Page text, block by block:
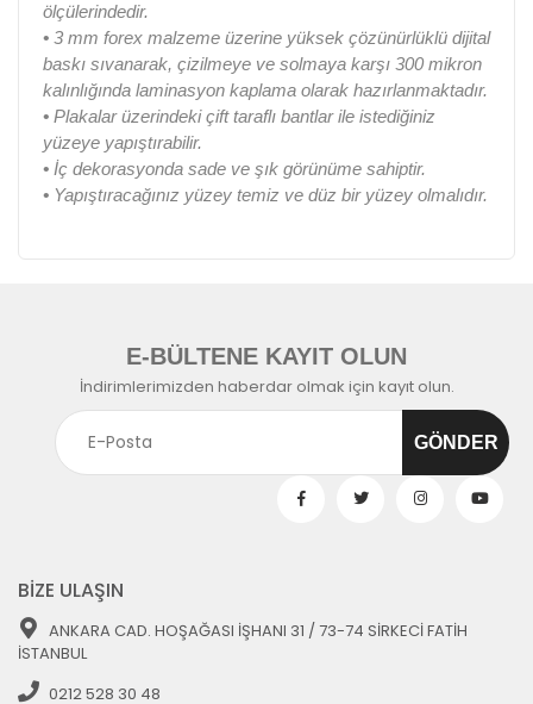
ölçülerindedir.
• 3 mm forex malzeme üzerine yüksek çözünürlüklü dijital
baskı sıvanarak, çizilmeye ve solmaya karşı 300 mikron
kalınlığında laminasyon kaplama olarak hazırlanmaktadır.
• Plakalar üzerindeki çift taraflı bantlar ile istediğiniz
yüzeye yapıştırabilir.
• İç dekorasyonda sade ve şık görünüme sahiptir.
• Yapıştıracağınız yüzey temiz ve düz bir yüzey olmalıdır.
E-BÜLTENE KAYIT OLUN
İndirimlerimizden haberdar olmak için kayıt olun.
BİZE ULAŞIN
ANKARA CAD. HOŞAĞASI İŞHANI 31 / 73-74 SİRKECİ FATİH
İSTANBUL
0212 528 30 48